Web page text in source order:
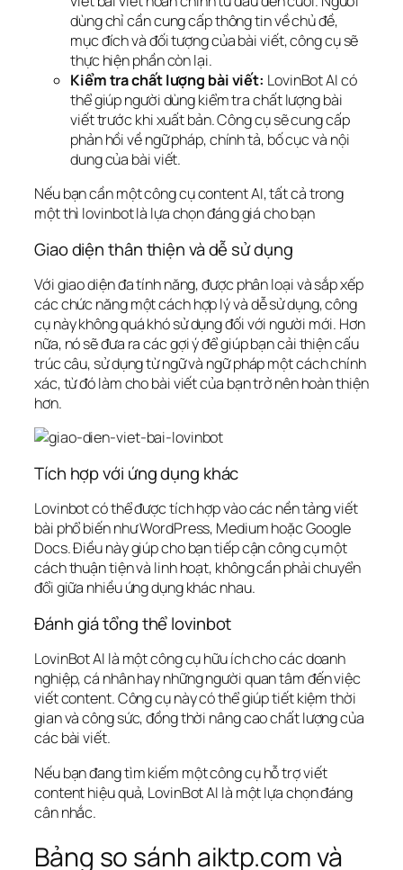
dùng chỉ cần cung cấp thông tin về chủ đề,
mục đích và đối tượng của bài viết, công cụ sẽ
thực hiện phần còn lại.
Kiểm tra chất lượng bài viết: LovinBot AI có
thể giúp người dùng kiểm tra chất lượng bài
viết trước khi xuất bản. Công cụ sẽ cung cấp
phản hồi về ngữ pháp, chính tả, bố cục và nội
dung của bài viết.
Nếu bạn cần một công cụ content AI, tất cả trong
một thì lovinbot là lựa chọn đáng giá cho bạn
Giao diện thân thiện và dễ sử dụng
Với giao diện đa tính năng, được phân loại và sắp xếp
các chức năng một cách hợp lý và dễ sử dụng, công
cụ này không quá khó sử dụng đối với người mới. Hơn
nữa, nó sẽ đưa ra các gợi ý để giúp bạn cải thiện cấu
trúc câu, sử dụng từ ngữ và ngữ pháp một cách chính
xác, từ đó làm cho bài viết của bạn trở nên hoàn thiện
hơn.
Tích hợp với ứng dụng khác
Lovinbot có thể được tích hợp vào các nền tảng viết
bài phổ biến như WordPress, Medium hoặc Google
Docs. Điều này giúp cho bạn tiếp cận công cụ một
cách thuận tiện và linh hoạt, không cần phải chuyển
đổi giữa nhiều ứng dụng khác nhau.
Đánh giá tổng thể lovinbot
LovinBot AI là một công cụ hữu ích cho các doanh
nghiệp, cá nhân hay những người quan tâm đến việc
viết content. Công cụ này có thể giúp tiết kiệm thời
gian và công sức, đồng thời nâng cao chất lượng của
các bài viết.
Nếu bạn đang tìm kiếm một công cụ hỗ trợ viết
content hiệu quả, LovinBot AI là một lựa chọn đáng
cân nhắc.
Bảng so sánh aiktp.com và